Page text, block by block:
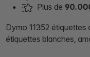
Plus de
Dymo 11352
étiquettes blanches,